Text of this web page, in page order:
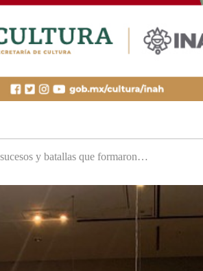
y batallas que formaron…